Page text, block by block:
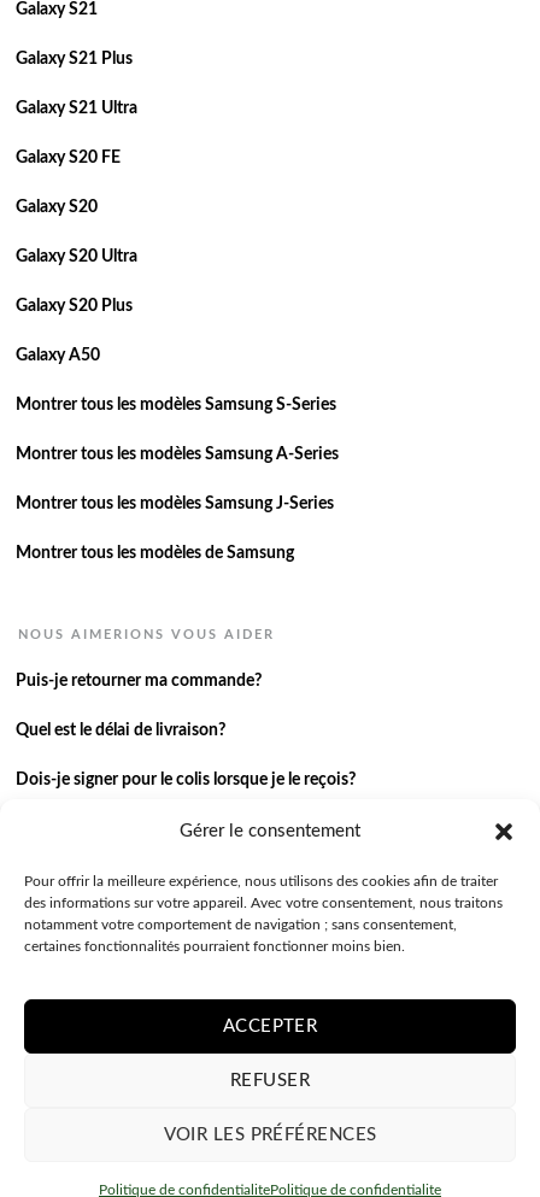
Gérer le consentement
Pour offrir la meilleure expérience, nous utilisons des cookies afin de traiter
des informations sur votre appareil. Avec votre consentement, nous traitons
notamment votre comportement de navigation ; sans consentement,
certaines fonctionnalités pourraient fonctionner moins bien.
ACCEPTER
REFUSER
VOIR LES PRÉFÉRENCES
Politique de confidentialitePolitique de confidentialite
Galaxy S21
Galaxy S21 Plus
Galaxy S21 Ultra
Galaxy S20 FE
Galaxy S20
Galaxy S20 Ultra
Galaxy S20 Plus
Galaxy A50
Montrer tous les modèles Samsung S-Series
Montrer tous les modèles Samsung A-Series
Montrer tous les modèles Samsung J-Series
Montrer tous les modèles de Samsung
NOUS AIMERIONS VOUS AIDER
Puis-je retourner ma commande?
Quel est le délai de livraison?
Dois-je signer pour le colis lorsque je le reçois?
Je n’ai pas reçu ma commande.
J’ai une autre question.
Contactez-nous